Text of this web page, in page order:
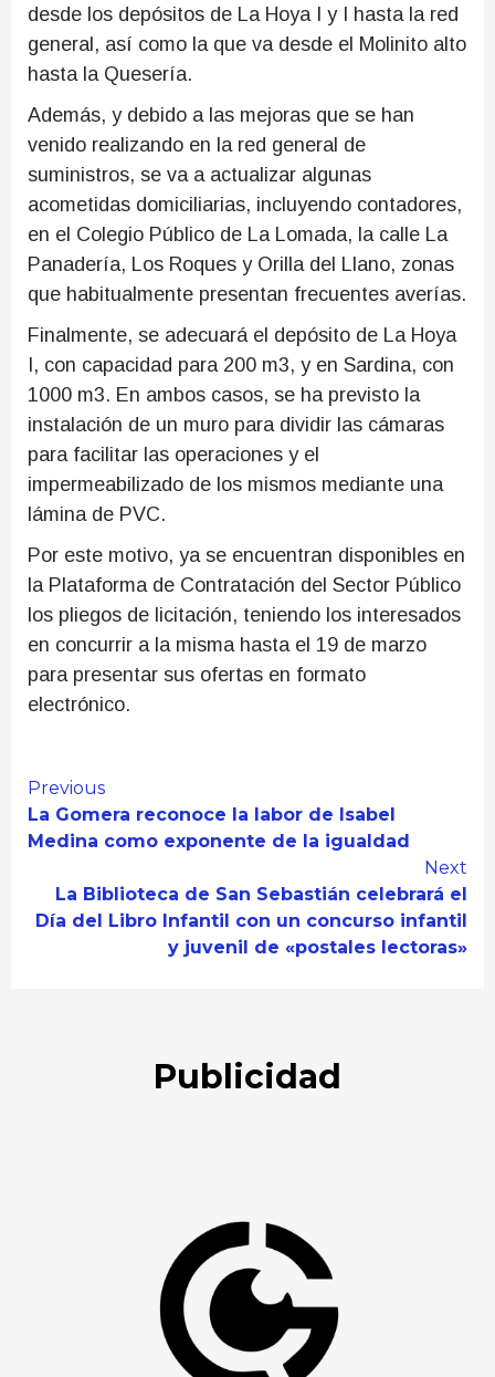
desde los depósitos de La Hoya I y I hasta la red
general, así como la que va desde el Molinito alto
hasta la Quesería.
Además, y debido a las mejoras que se han
venido realizando en la red general de
suministros, se va a actualizar algunas
acometidas domiciliarias, incluyendo contadores,
en el Colegio Público de La Lomada, la calle La
Panadería, Los Roques y Orilla del Llano, zonas
que habitualmente presentan frecuentes averías.
Finalmente, se adecuará el depósito de La Hoya
I, con capacidad para 200 m3, y en Sardina, con
1000 m3. En ambos casos, se ha previsto la
instalación de un muro para dividir las cámaras
para facilitar las operaciones y el
impermeabilizado de los mismos mediante una
lámina de PVC.
Por este motivo, ya se encuentran disponibles en
la Plataforma de Contratación del Sector Público
los pliegos de licitación, teniendo los interesados
en concurrir a la misma hasta el 19 de marzo
para presentar sus ofertas en formato
electrónico.
Continue
Reading
Previous
La Gomera reconoce la labor de Isabel
Medina como exponente de la igualdad
Next
La Biblioteca de San Sebastián celebrará el
Día del Libro Infantil con un concurso infantil
y juvenil de «postales lectoras»
Publicidad